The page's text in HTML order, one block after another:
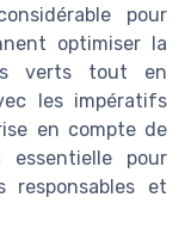
pour
optimiser la
verts tout en
les impératifs
en compte de
pour
responsables et